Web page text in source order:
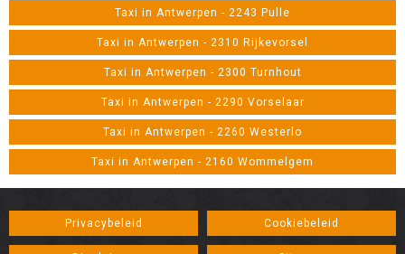
Taxi in Antwerpen - 2243 Pulle
Taxi in Antwerpen - 2310 Rijkevorsel
Taxi in Antwerpen - 2300 Turnhout
Taxi in Antwerpen - 2290 Vorselaar
Taxi in Antwerpen - 2260 Westerlo
Taxi in Antwerpen - 2160 Wommelgem
Privacybeleid Cookiebeleid